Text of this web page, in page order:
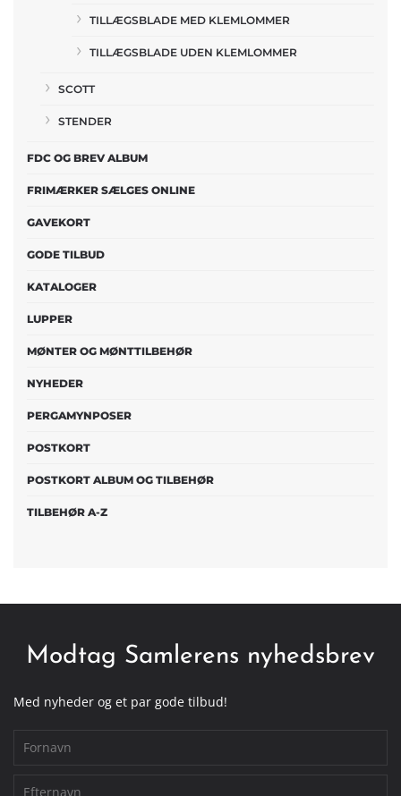
TILLÆGSBLADE MED KLEMLOMMER
TILLÆGSBLADE UDEN KLEMLOMMER
SCOTT
STENDER
FDC OG BREV ALBUM
FRIMÆRKER SÆLGES ONLINE
GAVEKORT
GODE TILBUD
KATALOGER
LUPPER
MØNTER OG MØNTTILBEHØR
NYHEDER
PERGAMYNPOSER
POSTKORT
POSTKORT ALBUM OG TILBEHØR
TILBEHØR A-Z
Modtag Samlerens nyhedsbrev
Med nyheder og et par gode tilbud!